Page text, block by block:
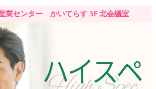
業センター かいてらす 3F 北会議室